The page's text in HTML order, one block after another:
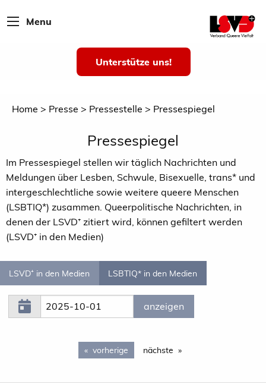
Menu
Unterstütze uns!
Home Presse Pressestelle Pressespiegel
Pressespiegel
Im Pressespiegel stellen wir täglich Nachrichten und
Meldungen über Lesben, Schwule, Bisexuelle, trans* und
intergeschlechtliche sowie weitere queere Menschen
(LSBTIQ*) zusammen. Queerpolitische Nachrichten, in
denen der LSVD⁺ zitiert wird, können gefiltert werden
(LSVD⁺ in den Medien)
LSVD⁺ in den Medien LSBTIQ* in den Medien
vorherige page 50
nächste